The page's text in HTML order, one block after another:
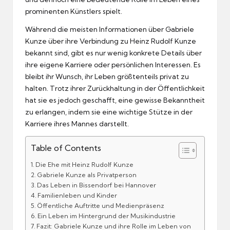
prominenten Künstlers spielt.
Während die meisten Informationen über Gabriele
Kunze über ihre Verbindung zu Heinz Rudolf Kunze
bekannt sind, gibt es nur wenig konkrete Details über
ihre eigene Karriere oder persönlichen Interessen. Es
bleibt ihr Wunsch, ihr Leben größtenteils privat zu
halten. Trotz ihrer Zurückhaltung in der Öffentlichkeit
hat sie es jedoch geschafft, eine gewisse Bekanntheit
zu erlangen, indem sie eine wichtige Stütze in der
Karriere ihres Mannes darstellt.
Table of Contents
Die Ehe mit Heinz Rudolf Kunze
Gabriele Kunze als Privatperson
Das Leben in Bissendorf bei Hannover
Familienleben und Kinder
Öffentliche Auftritte und Medienpräsenz
Ein Leben im Hintergrund der Musikindustrie
Fazit: Gabriele Kunze und ihre Rolle im Leben von